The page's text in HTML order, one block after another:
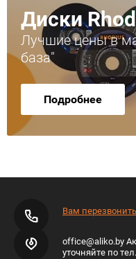
Диски
Лучшие цены в
база"
Подробнее
Вам
office@aliko.by
уточняйте по